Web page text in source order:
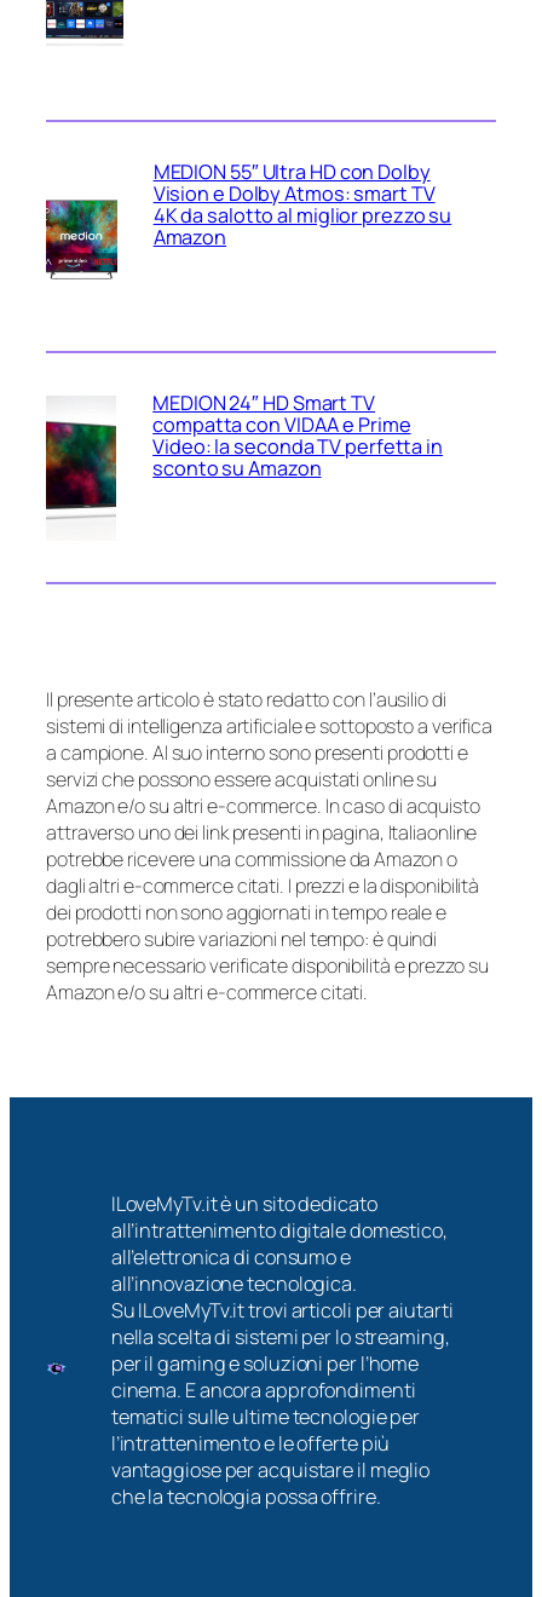
MEDION 55″ Ultra HD con Dolby
Vision e Dolby Atmos: smart TV
4K da salotto al miglior prezzo su
Amazon
MEDION 24″ HD Smart TV
compatta con VIDAA e Prime
Video: la seconda TV perfetta in
sconto su Amazon
Il presente articolo è stato redatto con l’ausilio di
sistemi di intelligenza artificiale e sottoposto a verifica
a campione. Al suo interno sono presenti prodotti e
servizi che possono essere acquistati online su
Amazon e/o su altri e-commerce. In caso di acquisto
attraverso uno dei link presenti in pagina, Italiaonline
potrebbe ricevere una commissione da Amazon o
dagli altri e-commerce citati. I prezzi e la disponibilità
dei prodotti non sono aggiornati in tempo reale e
potrebbero subire variazioni nel tempo: è quindi
sempre necessario verificate disponibilità e prezzo su
Amazon e/o su altri e-commerce citati.
ILoveMyTv.it è un sito dedicato
all’intrattenimento digitale domestico,
all’elettronica di consumo e
all’innovazione tecnologica.
Su ILoveMyTv.it trovi articoli per aiutarti
nella scelta di sistemi per lo streaming,
per il gaming e soluzioni per l’home
cinema. E ancora approfondimenti
tematici sulle ultime tecnologie per
l’intrattenimento e le offerte più
vantaggiose per acquistare il meglio
che la tecnologia possa offrire.